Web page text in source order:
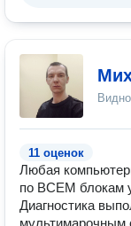
11 оценок
Любая
по ВСЕМ блокам
Диагностика
мультимарочным